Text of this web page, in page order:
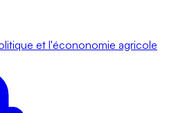
et l'écononomie agricole